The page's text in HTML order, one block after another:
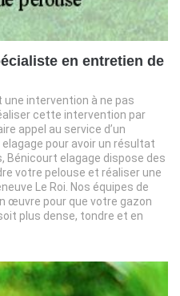
en entretien de
une intervention à ne pas
cette intervention par
appel au service d’un
pour avoir un résultat
Bénicourt elagage dispose des
votre pelouse et réaliser une
Le Roi. Nos équipes de
œuvre pour que votre gazon
plus dense, tondre et en